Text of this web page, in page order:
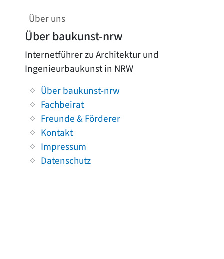
Über uns
Über baukunst-nrw
Internetführer zu Architektur und
Ingenieurbaukunst in NRW
Über baukunst-nrw
Fachbeirat
Freunde & Förderer
Kontakt
Impressum
Datenschutz